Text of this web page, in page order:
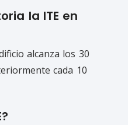
la ITE en
alcanza los 30
cada 10